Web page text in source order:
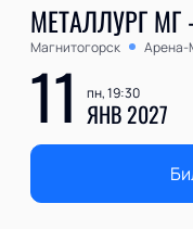
МЕТАЛЛУРГ МГ
Магнитогорск Арена-
11 пн, 19:30
ЯНВ 2027